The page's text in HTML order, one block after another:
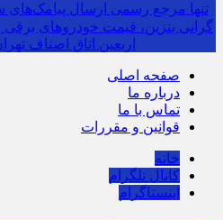
تنها مرجع رسمی ارسال پیامک‌های
گرانی بنزین، قیمت خودروهای برقی
اربعین اتاق اصناف
صفحه اصلی
درباره ما
تماس با ما
قوانین و مقررات
خانه
کانال تلگرام
اینستاگرام